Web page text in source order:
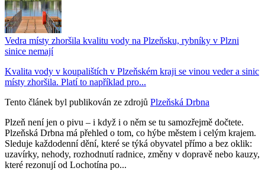
Vedra místy zhoršila kvalitu vody na Plzeňsku, rybníky v Plzni
sinice nemají
Kvalita vody v koupalištích v Plzeňském kraji se vinou veder a sinic
místy zhoršila. Platí to například pro...
Tento článek byl publikován ze zdrojů Plzeňská Drbna
Plzeň není jen o pivu – i když i o něm se tu samozřejmě dočtete.
Plzeňská Drbna má přehled o tom, co hýbe městem i celým krajem.
Sleduje každodenní dění, které se týká obyvatel přímo a bez oklik:
uzavírky, nehody, rozhodnutí radnice, změny v dopravě nebo kauzy,
které rezonují od Lochotína po...